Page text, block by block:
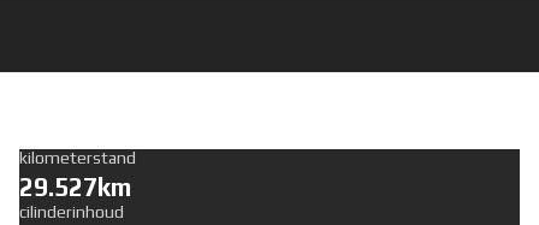
kilometerstand
29.527km
cilinderinhoud